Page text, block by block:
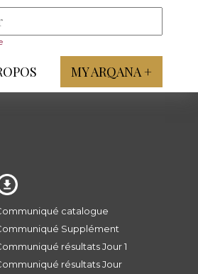
MY ARQANA +
catalogue
Supplément
résultats Jour 1
résultats Jour